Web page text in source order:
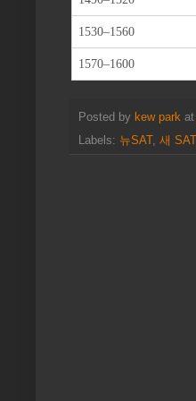
1530–1560
1570–1600
Posted by kew park at
Labels: 뉴SAT , 새 SAT